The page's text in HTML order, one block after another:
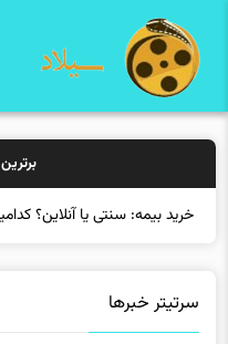
خرید بیمه: سنتی یا آنلاین؟
سرتیتر خبرها